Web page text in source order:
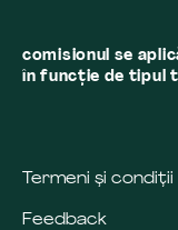
comisionul se
în funcţie de tipul
Termeni și condiții
Feedback